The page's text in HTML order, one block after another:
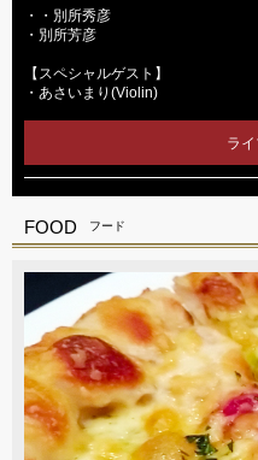
・・別所秀彦
・別所芳彦
【スペシャルゲスト】
・あさいまり(Violin)
ラ
FOOD フード